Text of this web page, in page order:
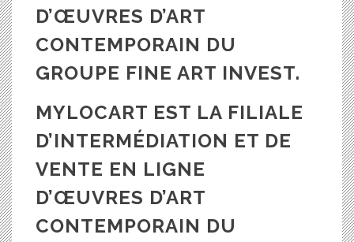
D’ŒUVRES D’ART
CONTEMPORAIN DU
GROUPE FINE ART INVEST.
MYLOCART EST LA FILIALE
D’INTERMÉDIATION ET DE
VENTE EN LIGNE
D’ŒUVRES D’ART
CONTEMPORAIN DU